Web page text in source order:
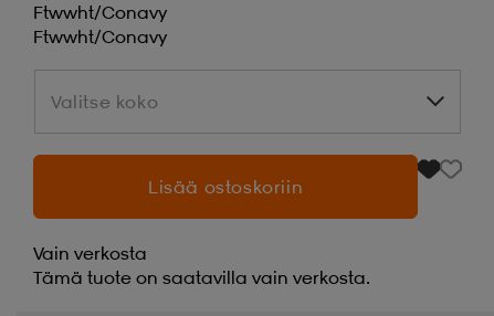
Ftwwht/conavy
Ftwwht/conavy
Valitse koko
Valitse koko
Lisää ostoskoriin
Vain verkosta
Tämä tuote on saatavilla vain verkosta.